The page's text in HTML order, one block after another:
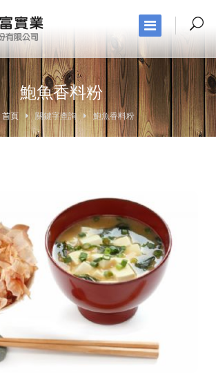
鮑魚香料粉
首頁 關鍵字查詢 鮑魚香料粉